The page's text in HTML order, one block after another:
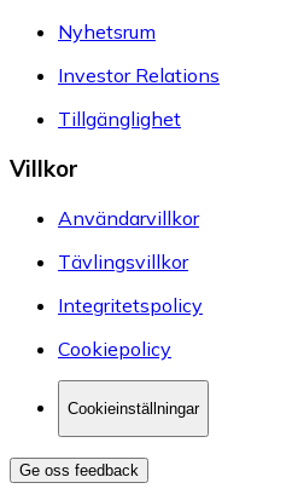
Nyhetsrum
Investor Relations
Tillgänglighet
Villkor
Användarvillkor
Tävlingsvillkor
Integritetspolicy
Cookiepolicy
Cookieinställningar
Ge oss feedback